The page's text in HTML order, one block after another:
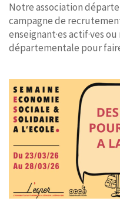
Notre association
campagne de
enseignant·es actif·ves
départementale pour